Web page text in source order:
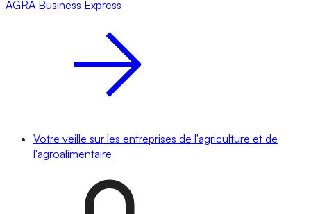
AGRA Business Express
Votre veille sur les entreprises de l'agriculture et de
l'agroalimentaire